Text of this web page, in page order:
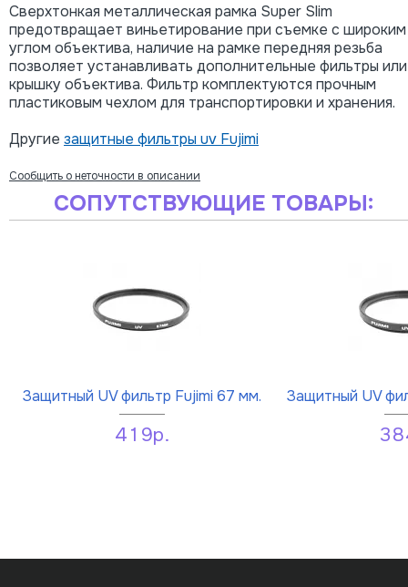
Сверхтонкая металлическая рамка Super Slim
предотвращает виньетирование при съемке с широким
углом объектива, наличие на рамке передняя резьба
позволяет устанавливать дополнительные фильтры или
крышку объектива. Фильтр комплектуются прочным
пластиковым чехлом для транспортировки и хранения.
Другие защитные фильтры uv Fujimi
Сообщить о неточности в описании
СОПУТСТВУЮЩИЕ ТОВАРЫ:
Защитный UV фильтр Fujimi 67 мм.
419р.
Защитный UV